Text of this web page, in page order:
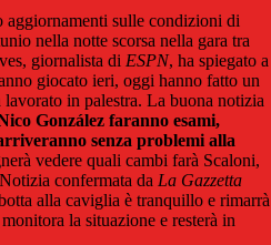
aggiornamenti sulle condizioni di
nella notte scorsa nella gara tra
giornalista di ESPN, ha spiegato a
giocato ieri, oggi hanno fatto un
in palestra. La buona notizia
González faranno esami,
senza problemi alla
vedere quali cambi farà Scaloni,
confermata da La Gazzetta
alla caviglia è tranquillo e rimarrà
la situazione e resterà in